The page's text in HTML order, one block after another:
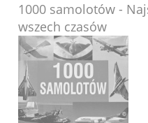
1000 samolotów -
wszech czasów